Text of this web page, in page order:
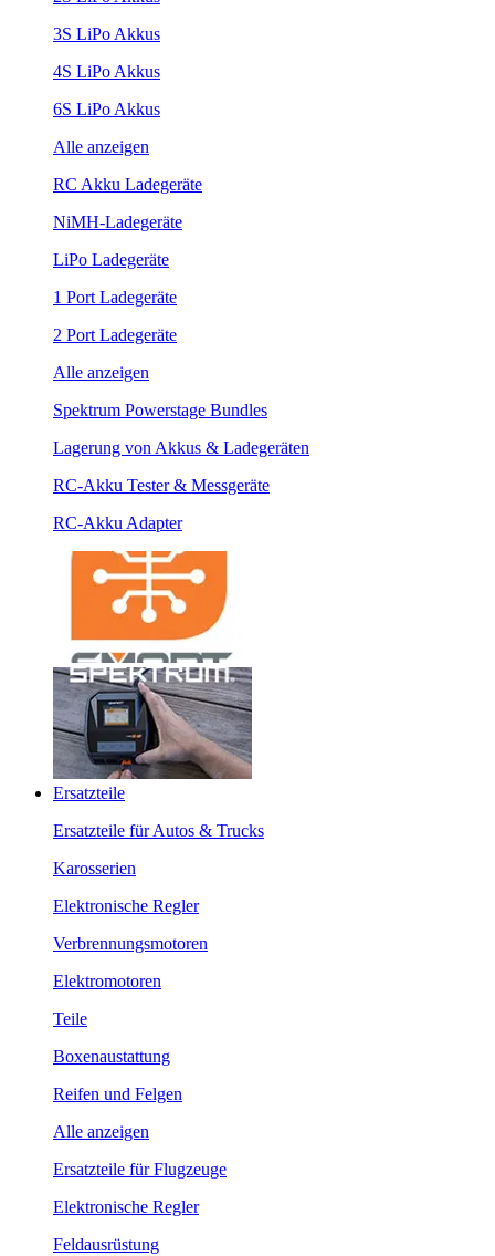
3S LiPo Akkus
4S LiPo Akkus
6S LiPo Akkus
Alle anzeigen
RC Akku Ladegeräte
NiMH-Ladegeräte
LiPo Ladegeräte
1 Port Ladegeräte
2 Port Ladegeräte
Alle anzeigen
Spektrum Powerstage Bundles
Lagerung von Akkus & Ladegeräten
RC-Akku Tester & Messgeräte
RC-Akku Adapter
Ersatzteile
Ersatzteile für Autos & Trucks
Karosserien
Elektronische Regler
Verbrennungsmotoren
Elektromotoren
Teile
Boxenaustattung
Reifen und Felgen
Alle anzeigen
Ersatzteile für Flugzeuge
Elektronische Regler
Feldausrüstung